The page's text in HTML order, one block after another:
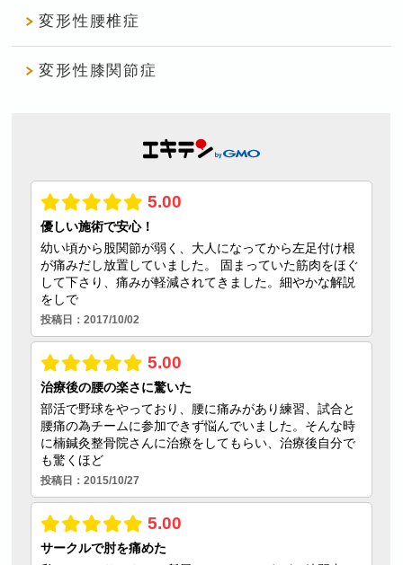
変形性腰椎症
変形性膝関節症